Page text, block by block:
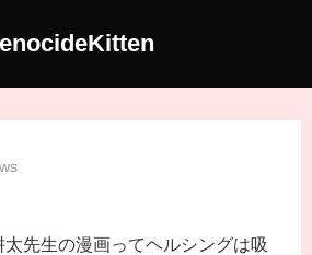
先生の漫画ってヘルシングは吸